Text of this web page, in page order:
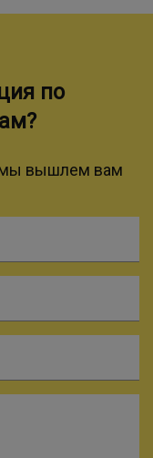
по
мы вышлем вам